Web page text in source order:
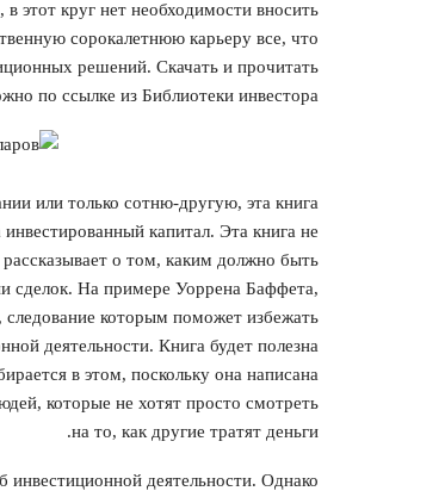
этот круг нет необходимости вносить
сорокалетнюю карьеру все, что
решений. Скачать и прочитать
по ссылке из Библиотеки инвестора.
или только сотню-другую, эта книга
капитал. Эта книга не
о том, каким должно быть
сделок. На примере Уоррена Баффета,
которым поможет избежать
деятельности. Книга будет полезна
в этом, поскольку она написана
которые не хотят просто смотреть
на то, как другие тратят деньги.
инвестиционной деятельности. Однако